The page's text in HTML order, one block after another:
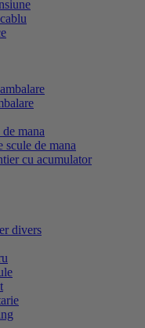
mana
scule de mana
cu acumulator
divers